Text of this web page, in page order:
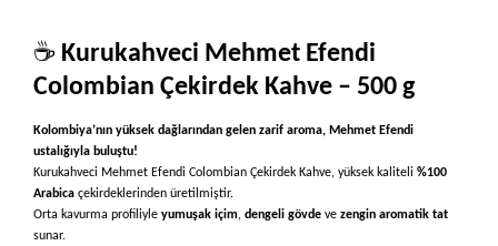
☕ Kurukahveci Mehmet Efendi
Colombian Çekirdek Kahve – 500 g
Kolombiya’nın yüksek dağlarından gelen zarif aroma, Mehmet Efendi
ustalığıyla buluştu!
Kurukahveci Mehmet Efendi Colombian Çekirdek Kahve, yüksek kaliteli %100
Arabica çekirdeklerinden üretilmiştir.
Orta kavurma profiliyle yumuşak içim, dengeli gövde ve zengin aromatik tat
sunar.